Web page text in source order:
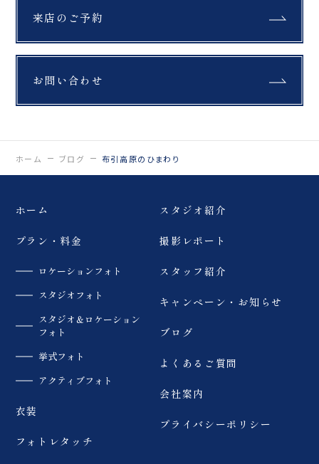
来店のご予約
お問い合わせ
ホーム ブログ 布引高原のひまわり
ホーム
プラン・料金
ロケーションフォト
スタジオフォト
スタジオ＆ロケーション
フォト
挙式フォト
アクティブフォト
衣装
フォトレタッチ
スタジオ紹介
撮影レポート
スタッフ紹介
キャンペーン・お知らせ
ブログ
よくあるご質問
会社案内
プライバシーポリシー